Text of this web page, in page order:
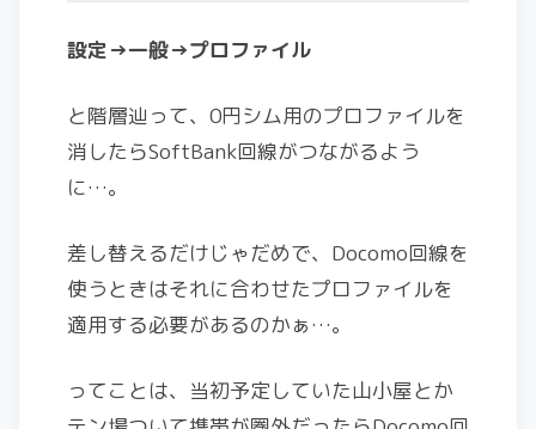
設定→一般→プロファイル
と階層辿って、0円シム用のプロファイルを
消したらSoftBank回線がつながるよう
に…。
差し替えるだけじゃだめで、Docomo回線を
使うときはそれに合わせたプロファイルを
適用する必要があるのかぁ…。
ってことは、当初予定していた山小屋とか